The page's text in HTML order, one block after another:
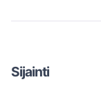
Sijainti